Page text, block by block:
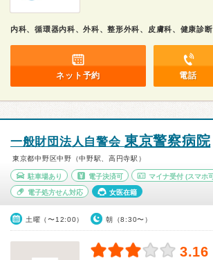
内科、循環器内科、外科、整形外科、皮膚科、健康診断
ネット予約 電話
一般財団法人自警会 東京警察病院
東京都中野区中野（中野駅、高円寺駅）
駐車場あり 電子決済可 マイナ受付 (スマホ
電子処方せん対応 女医在籍
土曜（〜12:00） 朝（8:30〜）
3.16